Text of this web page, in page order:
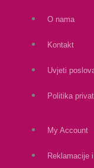
O nama
Kontakt
Uvjeti
Politika
My Account
Reklamacije